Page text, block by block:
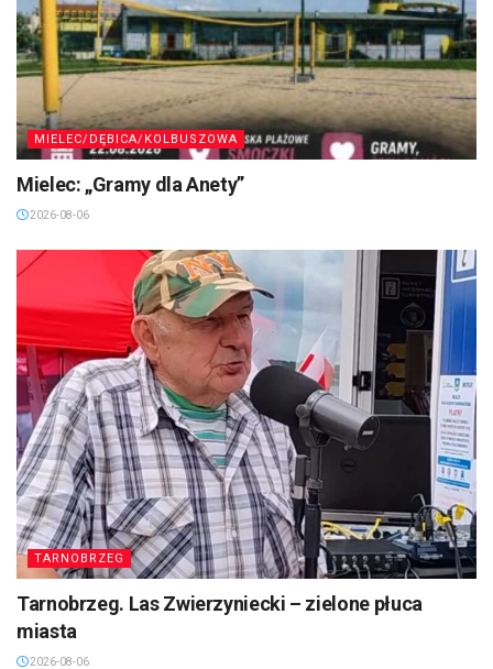
MIELEC/DĘBICA/KOLBUSZOWA
Mielec: „Gramy dla Anety”
2026-08-06
TARNOBRZEG
Tarnobrzeg. Las Zwierzyniecki – zielone płuca
miasta
2026-08-06